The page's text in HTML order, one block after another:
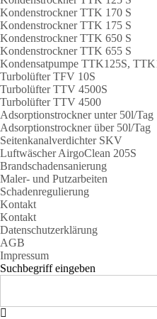
Kondenstrockner TTK 170 S
Kondenstrockner TTK 175 S
Kondenstrockner TTK 650 S
Kondenstrockner TTK 655 S
Kondensatpumpe TTK125S,
Turbolüfter TFV 10S
Turbolüfter TTV 4500S
Turbolüfter TTV 4500
Adsorptionstrockner unter 50l/Tag
Adsorptionstrockner über 50l/Tag
Seitenkanalverdichter SKV
Luftwäscher AirgoClean 205S
Brandschadensanierung
Maler- und Putzarbeiten
Schadenregulierung
Kontakt
Kontakt
Datenschutzerklärung
AGB
Impressum
Suchbegriff eingeben